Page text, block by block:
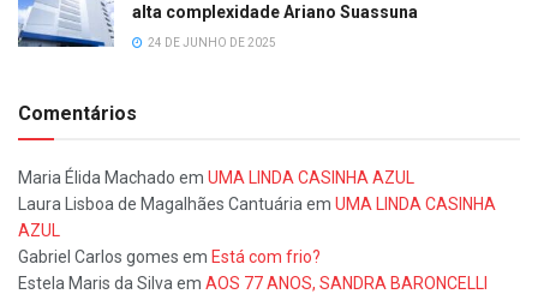
alta complexidade Ariano Suassuna
24 DE JUNHO DE 2025
Comentários
Maria Élida Machado em UMA LINDA CASINHA AZUL
Laura Lisboa de Magalhães Cantuária em UMA LINDA CASINHA
AZUL
Gabriel Carlos gomes em Está com frio?
Estela Maris da Silva em AOS 77 ANOS, SANDRA BARONCELLI